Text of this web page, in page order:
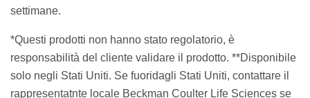
settimane.
*Questi prodotti non hanno stato regolatorio, è
responsabilità del cliente validare il prodotto. **Disponibile
solo negli Stati Uniti. Se fuoridagli Stati Uniti, contattare il
rappresentatnte locale Beckman Coulter Life Sciences se